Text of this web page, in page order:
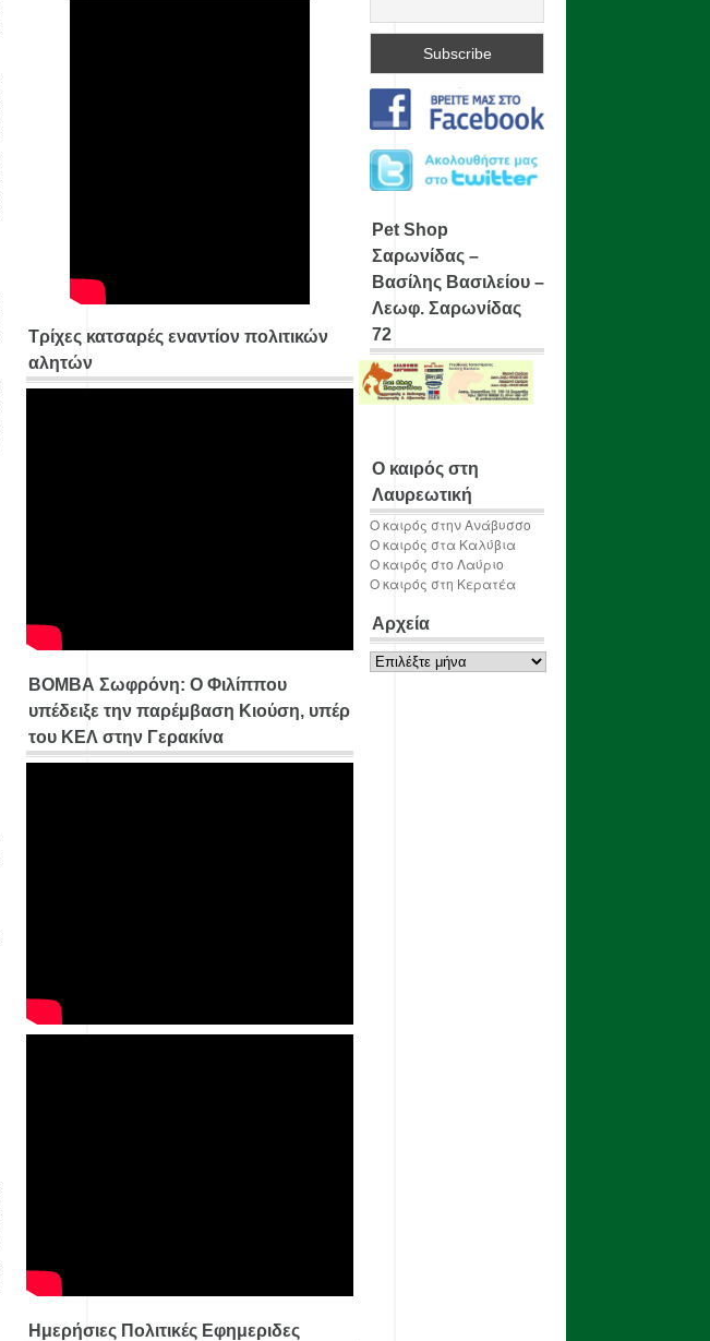
Τρίχες κατσαρές εναντίον πολιτικών
αλητών
ΒΟΜΒΑ Σωφρόνη: Ο Φιλίππου
υπέδειξε την παρέμβαση Κιούση, υπέρ
του ΚΕΛ στην Γερακίνα
Ημερήσιες Πολιτικές Εφημεριδες
Pet Shop
Σαρωνίδας –
Βασίλης Βασιλείου –
Λεωφ. Σαρωνίδας
72
Ο καιρός στη
Λαυρεωτική
Ο καιρός στην Ανάβυσσο
Ο καιρός στα Καλύβια
Ο καιρός στο Λαύριο
Ο καιρός στη Κερατέα
Αρχεία
Αρχεία